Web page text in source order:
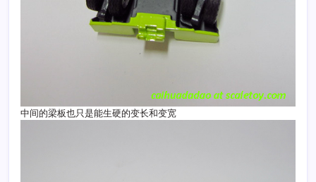
中间的梁板也只是能生硬的变长和变宽